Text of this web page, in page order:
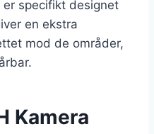
specifikt designet
en ekstra
mod de områder,
Kamera